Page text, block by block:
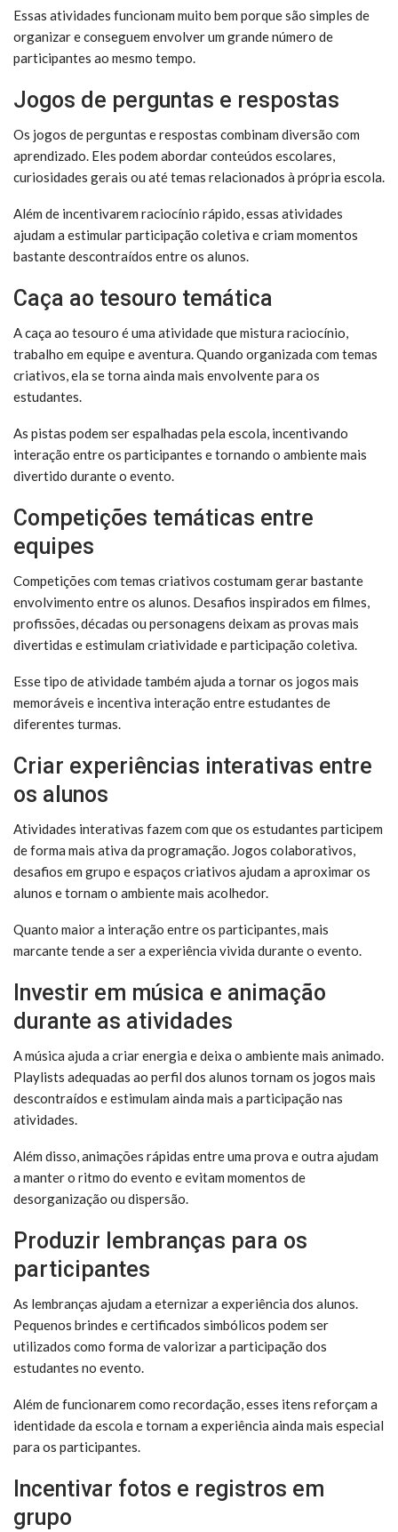
Essas atividades funcionam muito bem porque são simples de
organizar e conseguem envolver um grande número de
participantes ao mesmo tempo.
Jogos de perguntas e respostas
Os jogos de perguntas e respostas combinam diversão com
aprendizado. Eles podem abordar conteúdos escolares,
curiosidades gerais ou até temas relacionados à própria escola.
Além de incentivarem raciocínio rápido, essas atividades
ajudam a estimular participação coletiva e criam momentos
bastante descontraídos entre os alunos.
Caça ao tesouro temática
A caça ao tesouro é uma atividade que mistura raciocínio,
trabalho em equipe e aventura. Quando organizada com temas
criativos, ela se torna ainda mais envolvente para os
estudantes.
As pistas podem ser espalhadas pela escola, incentivando
interação entre os participantes e tornando o ambiente mais
divertido durante o evento.
Competições temáticas entre
equipes
Competições com temas criativos costumam gerar bastante
envolvimento entre os alunos. Desafios inspirados em filmes,
profissões, décadas ou personagens deixam as provas mais
divertidas e estimulam criatividade e participação coletiva.
Esse tipo de atividade também ajuda a tornar os jogos mais
memoráveis e incentiva interação entre estudantes de
diferentes turmas.
Criar experiências interativas entre
os alunos
Atividades interativas fazem com que os estudantes participem
de forma mais ativa da programação. Jogos colaborativos,
desafios em grupo e espaços criativos ajudam a aproximar os
alunos e tornam o ambiente mais acolhedor.
Quanto maior a interação entre os participantes, mais
marcante tende a ser a experiência vivida durante o evento.
Investir em música e animação
durante as atividades
A música ajuda a criar energia e deixa o ambiente mais animado.
Playlists adequadas ao perfil dos alunos tornam os jogos mais
descontraídos e estimulam ainda mais a participação nas
atividades.
Além disso, animações rápidas entre uma prova e outra ajudam
a manter o ritmo do evento e evitam momentos de
desorganização ou dispersão.
Produzir lembranças para os
participantes
As lembranças ajudam a eternizar a experiência dos alunos.
Pequenos brindes e certificados simbólicos podem ser
utilizados como forma de valorizar a participação dos
estudantes no evento.
Além de funcionarem como recordação, esses itens reforçam a
identidade da escola e tornam a experiência ainda mais especial
para os participantes.
Incentivar fotos e registros em
grupo